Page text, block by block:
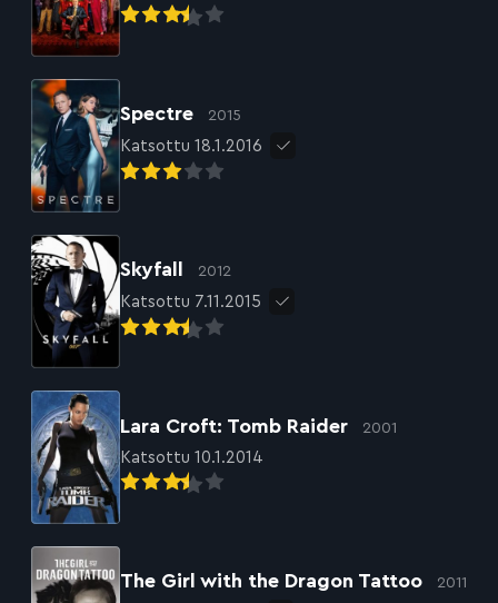
Spectre 2015
Katsottu 18.1.2016
Skyfall 2012
Katsottu 7.11.2015
Lara Croft: Tomb Raider 2001
Katsottu 10.1.2014
The Girl with the Dragon Tattoo 2011